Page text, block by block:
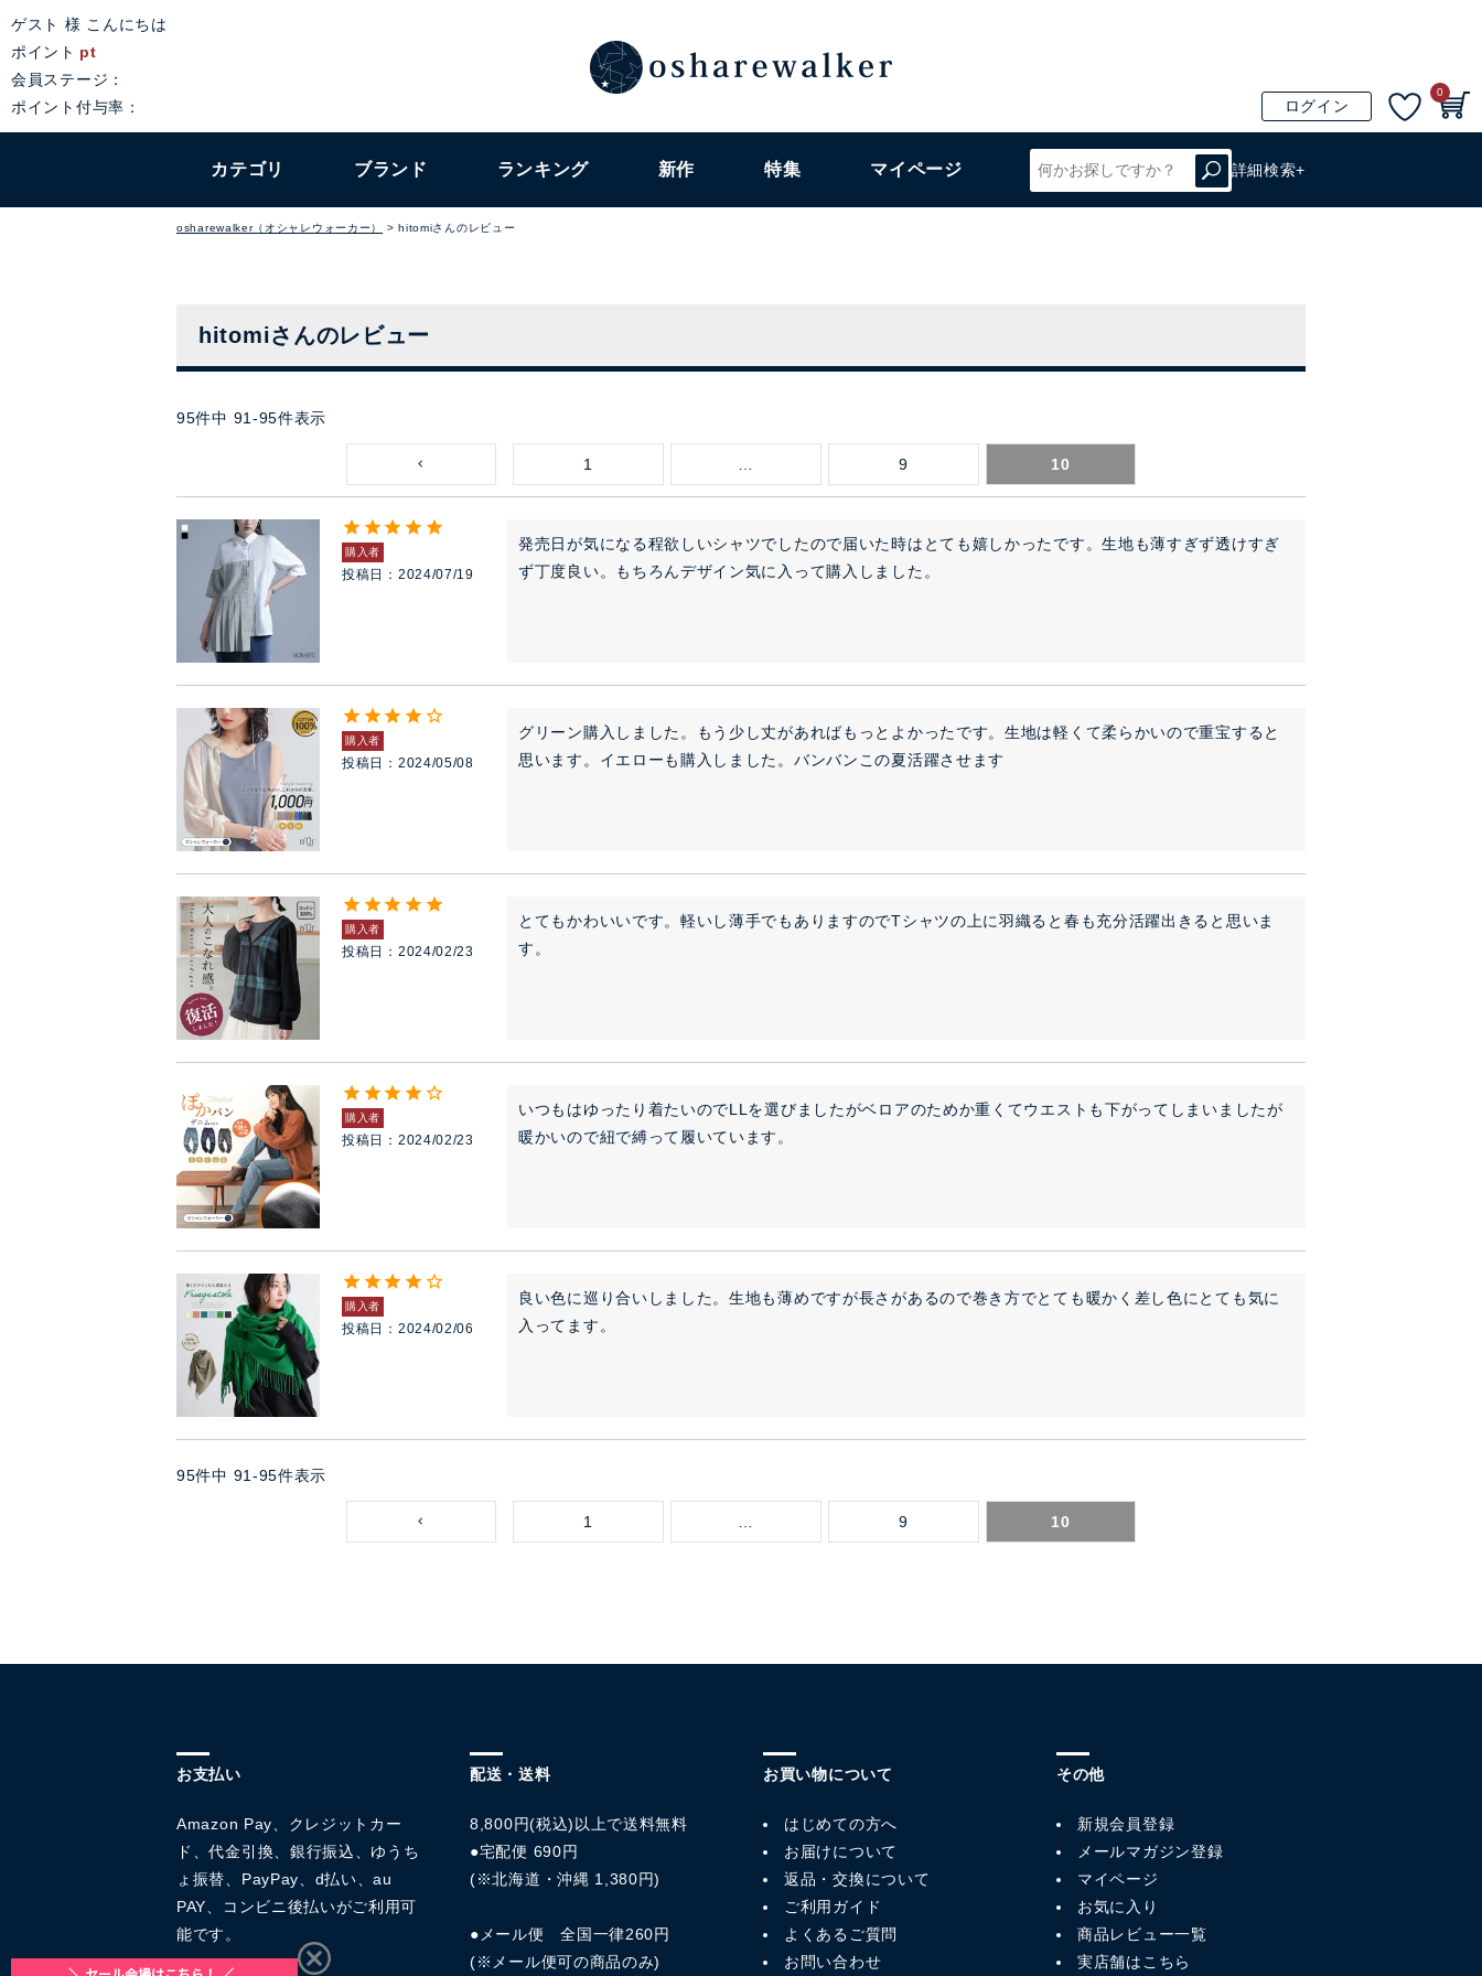
ゲスト 様 こんにちは
ポイント pt
会員ステージ：
ポイント付与率：
ログイン
0
カテゴリ ブランド ランキング 新作 特集 マイページ 詳細検索+
osharewalker（オシャレウォーカー） hitomiさんのレビュー
hitomiさんのレビュー
95件中 91 -95件表示
1 9 10
購入者
投稿日 2024/07/19
発売日が気になる程欲しいシャツでしたので届いた時はとても嬉しかったです。生地も薄すぎず透けすぎ
購入者
投稿日 2024/05/08
グリーン購入しました。もう少し丈があればもっとよかったです。生地は軽くて柔らかいので重宝すると
思います。イエローも購入しました。バンバンこの夏活躍させます
購入者
投稿日 2024/02/23
とてもかわいいです。軽いし薄手でもありますのでTシャツの上に羽織ると春も充分活躍出きると思いま
す。
購入者
投稿日 2024/02/23
いつもはゆったり着たいのでLLを選びましたがベロアのためか重くてウエストも下がってしまいましたが
暖かいので紐で縛って履いています。
購入者
投稿日 2024/02/06
良い色に巡り合いしました。生地も薄めですが長さがあるので巻き方でとても暖かく差し色にとても気に
入ってます。
95件中 91 -95件表示
1 9 10
お支払い
Amazon Pay、クレジットカー
ド、代金引換、銀行振込、ゆうち
ょ振替、PayPay、d払い、au
PAY、コンビニ後払いがご利用可
能です。
配送・送料
8,800円(税込)以上で送料無料
●宅配便 690円
(※北海道・沖縄 1,380円)
●メール便 全国一律260円
(※メール便可の商品のみ)
お買い物について
はじめての方へ
お届けについて
返品・交換について
ご利用ガイド
よくあるご質問
お問い合わせ
その他
新規会員登録
メールマガジン登録
マイページ
お気に入り
商品レビュー一覧
実店舗はこちら